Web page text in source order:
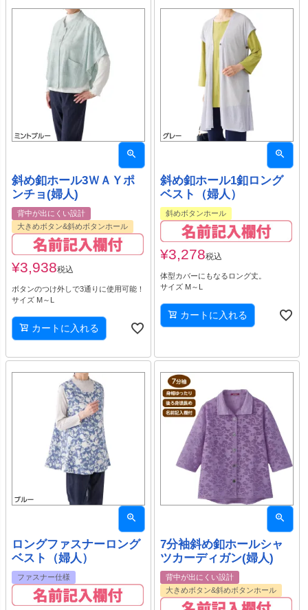
斜め釦ホール3ＷＡＹポ
ンチョ(婦人)
背中が出にくい設計
大きめボタン&斜めボタンホール
¥3,938税込
ボタンのつけ外しで3通りに使用可能！
サイズ M～L
カートに入れる
斜め釦ホール1釦ロング
ベスト（婦人）
斜めボタンホール
¥3,278税込
体型カバーにもなるロング丈。
サイズ M～L
カートに入れる
ロングファスナーロング
ベスト（婦人）
ファスナー仕様
7分袖斜め釦ホールシャ
ツカーディガン(婦人)
背中が出にくい設計
大きめボタン&斜めボタンホール